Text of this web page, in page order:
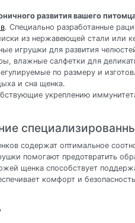
развития вашего
. Специально разработанные
из нержавеющей стали или
игрушки для развития
влажные салфетки для
по размеру и
и сна щенка.
укреплению
содержат оптимальное
помогают предотвратить
щенка способствует
комфорт и